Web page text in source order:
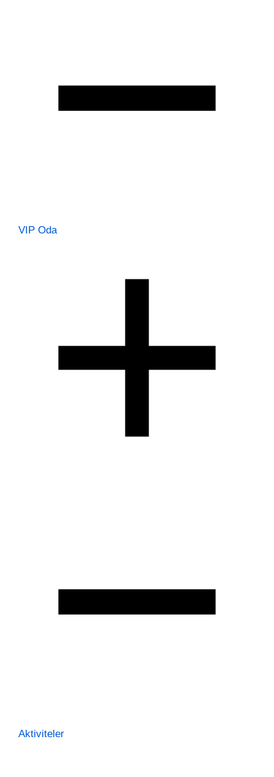
VIP Oda
Aktiviteler